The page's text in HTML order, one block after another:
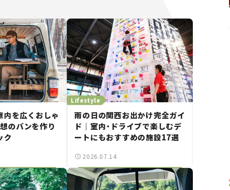
内を広くおしゃ
のバンを作り
ク
Lifestyle
雨の日の関西お出かけ完全ガイ
ド｜室内・ドライブで楽しむデ
ートにもおすすめの施設17選
2026.07.14